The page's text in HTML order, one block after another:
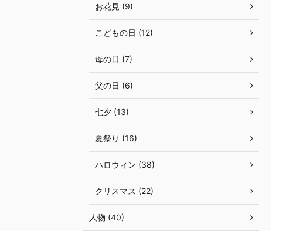
お花見 (9)
こどもの日 (12)
母の日 (7)
父の日 (6)
七夕 (13)
夏祭り (16)
ハロウィン (38)
クリスマス (22)
人物 (40)